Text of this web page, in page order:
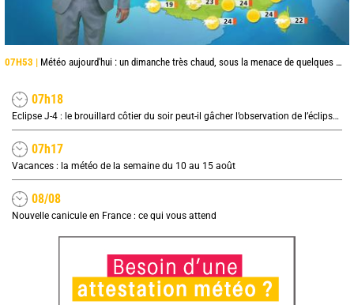
07H53 | Météo aujourd'hui : un dimanche très chaud, sous la menace de quelques orages
07h18
Eclipse J-4 : le brouillard côtier du soir peut-il gâcher l’observation de l’éclipse à la plage ?
07h17
Vacances : la météo de la semaine du 10 au 15 août
08/08
Nouvelle canicule en France : ce qui vous attend